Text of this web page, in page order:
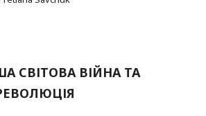
СВІТОВА ВІЙНА ТА